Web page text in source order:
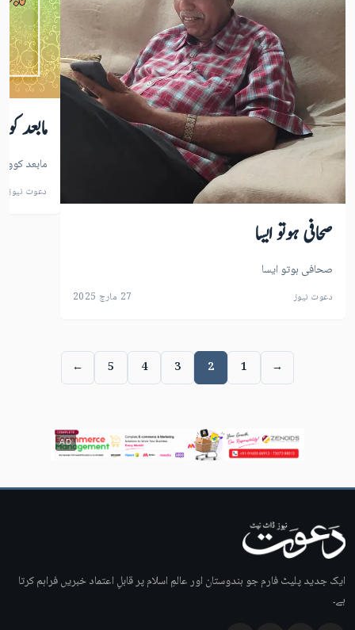
صحافی ہوتو ایسا
صحافی ہوتو ایسا
دعوت نیوز 27 مارچ 2025
مابعد
مابعد
دعوت نیوز
→
1
2
3
4
5
←
AD
ایک جدید پلیٹ فارم جو ہندوستان اور عالمِ اسلام پر قابلِ اعتماد خبریں فراہم کرتا
ہے۔